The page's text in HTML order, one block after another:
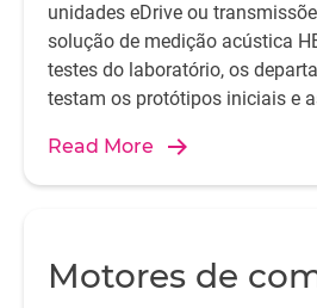
unidades eDrive ou
solução de medição acústica
testes do laboratório, os
testam os protótipos iniciais e
vida, durabilidade e erros de
componentes.
Read More
Motores de